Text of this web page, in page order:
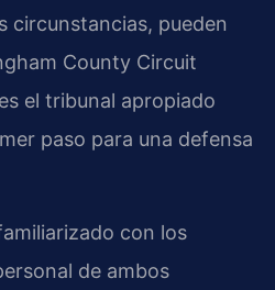
circunstancias, pueden
County Circuit
el tribunal apropiado
paso para una defensa
con los
de ambos